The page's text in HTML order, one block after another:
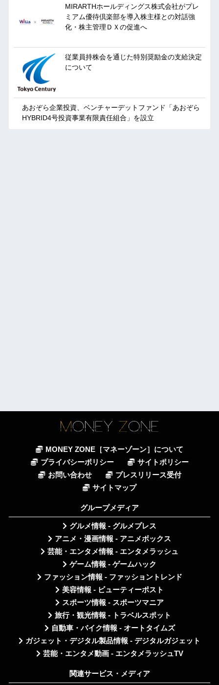
MIRARTHホールディングス株式会社がプレ
ミアム優待倶楽部を導入株主様との対話強
化・株主管理ＤＸの促進へ
従業員持株会を通じた特別奨励金の支給決定
について
あおぞら企業投資、ベンチャーデットファンド「あおぞら
HYBRID4号投資事業有限責任組合」を設立
MONEY ZONE［マネーゾーン］について
プライバシーポリシー
サイトポリシー
お問い合わせ
プレスリリース受付
サイトマップ
グループメディア
グルメ情報 - グルメプレス
アニメ・漫画情報 - アニメボックス
芸能・エンタメ情報 - エンタメラッシュ
ゲーム情報 - ゲームハック
ファッション情報 - ファッショントレンド
美容情報 - ビューティーポスト
スポーツ情報 - スポーツマニア
旅行・観光情報 - トラベルスポット
自動車・バイク情報 - オートタイムズ
ガジェット・デジタル製品情報 - デジタルガジェット
芸能・エンタメ動画 - エンタメラッシュTV
関連サービス・メディア